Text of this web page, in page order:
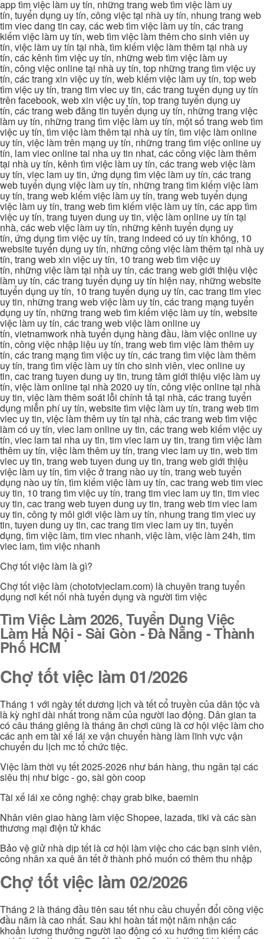
app tìm việc làm uy tín, những trang web tìm việc làm uy
tín, tuyển dụng uy tín, công việc tại nhà uy tín, nhung trang web
tim viec dang tin cay, các web tìm việc làm uy tín, các trang
kiếm việc làm uy tín, web tìm việc làm thêm cho sinh viên uy
tín, việc làm uy tín tại nhà, tìm kiếm việc làm thêm tại nhà uy
tín, các kênh tìm việc uy tín, những web tìm việc làm uy
tín, công việc online tại nhà uy tín, top những trang tìm việc uy
tín, các trang xin việc uy tín, web kiếm việc làm uy tín, top web
tìm việc uy tín, trang tim viec uy tin, các trang tuyển dụng uy tín
trên facebook, web xin việc uy tín, top trang tuyển dụng uy
tín, các trang web đăng tin tuyển dụng uy tín, những trang việc
làm uy tín, những trang tìm việc làm uy tín, một số trang web tìm
việc uy tín, tìm việc làm thêm tại nhà uy tín, tìm việc làm online
uy tín, việc làm trên mạng uy tín, những trang tìm việc online uy
tín, lam viec online tai nha uy tin nhat, các công việc làm thêm
tại nhà uy tín, kênh tìm việc làm uy tín, các trang web việc làm
uy tín, viec lam uy tin, ứng dụng tìm việc làm uy tín, các trang
web tuyển dụng việc làm uy tín, những trang tìm kiếm việc làm
uy tín, trang web kiếm việc làm uy tín, trang web tuyển dụng
việc làm uy tín, trang web tìm kiếm việc làm uy tín, các app tìm
việc uy tín, trang tuyen dung uy tin, việc làm online uy tín tại
nhà, các web việc làm uy tín, những kênh tuyển dụng uy
tín, ứng dụng tìm việc uy tín, trang indeed có uy tín không, 10
website tuyển dụng uy tín, những công việc làm thêm tại nhà uy
tín, trang web xin việc uy tín, 10 trang web tìm việc uy
tín, những việc làm tại nhà uy tín, các trang web giới thiệu việc
làm uy tín, các trang tuyển dụng uy tín hiện nay, những website
tuyển dụng uy tín, 10 trang tuyển dụng uy tín, cac trang tim viec
uy tin, những trang web việc làm uy tín, các trang mạng tuyển
dụng uy tín, những trang web tìm kiếm việc làm uy tín, website
việc làm uy tín, các trang web việc làm online uy
tín, vietnamwork nhà tuyển dụng hàng đầu, làm việc online uy
tín, công việc nhập liệu uy tín, trang web tìm việc làm thêm uy
tín, các trang mạng tìm việc uy tín, các trang tìm việc làm thêm
uy tín, trang tìm việc làm uy tín cho sinh viên, viec online uy
tin, cac trang tuyen dung uy tin, trung tâm giới thiệu việc làm uy
tín, việc làm online tại nhà 2020 uy tín, công việc online tại nhà
uy tin, việc làm thêm soát lỗi chính tả tại nhà, các trang tuyển
dụng miễn phí uy tín, website tìm việc làm uy tín, trang web tim
viec uy tin, việc làm thêm uy tín tại nhà, các trang web tìm việc
làm có uy tín, viec lam online uy tin, các trang web kiếm việc uy
tín, viec lam tai nha uy tin, tim viec lam uy tin, trang tìm việc làm
thêm uy tín, việc làm thêm uy tín, trang viec lam uy tin, web tim
viec uy tin, trang web tuyen dung uy tin, trang web giới thiệu
việc làm uy tín, tìm việc ở trang nào uy tín, trang web tuyển
dụng nào uy tín, tìm kiếm việc làm uy tín, cac trang web tim viec
uy tin, 10 trang tìm việc uy tín, trang tim viec lam uy tin, tim viec
uy tin, cac trang web tuyen dung uy tin, trang web tim viec lam
uy tin, công ty môi giới việc làm uy tín, nhung trang tim viec uy
tin, tuyen dung uy tin, cac trang tim viec lam uy tin, tuyển
dụng, tìm việc làm, tim viec nhanh, việc làm, việc làm 24h, tim
viec lam, tìm việc nhanh
Chợ tốt việc làm là gì?
Chợ tốt việc làm (chototvieclam.com) là chuyên trang tuyển
dụng nơi kết nối nhà tuyển dụng và người tìm việc
Tìm Việc Làm 2026, Tuyển Dụng Việc
Làm Hà Nội - Sài Gòn - Đà Nẵng - Thành
Phố HCM
Chợ tốt việc làm 01/2026
Tháng 1 với ngày tết dương lịch và tết cổ truyền của dân tộc và
là kỳ nghĩ dài nhất trong năm của người lao động. Dân gian ta
có câu tháng giêng là tháng ăn chơi cũng là cơ hội việc làm cho
các anh em tài xế lái xe vận chuyển hàng làm lĩnh vực vận
chuyển du lịch mc tổ chức tiệc.
Việc làm thời vụ tết 2025-2026 như bán hàng, thu ngân tại các
siêu thị như bigc - go, sài gòn coop
Tài xế lái xe công nghệ: chạy grab bike, baemin
Nhân viên giao hàng làm việc Shopee, lazada, tiki và các sàn
thương mại điện tử khác
Bảo vệ giử nhà dịp tết là cơ hội làm việc cho các bạn sinh viên,
công nhân xa quê ăn tết ở thành phố muốn có thêm thu nhập
Chợ tốt việc làm 02/2026
Tháng 2 là tháng đầu tiên sau tết nhu cầu chuyển đổi công việc
đầu năm là cao nhất. Sau khi hoàn tất một năm nhận các
khoản lương thưởng người lao động có xu hướng tìm kiếm các